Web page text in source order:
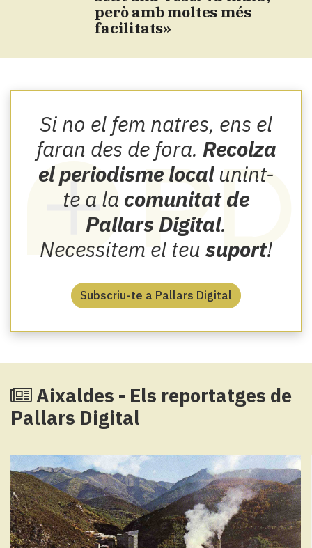
però amb moltes més
facilitats»
Si no el fem natres, ens el
faran des de fora. Recolza
el periodisme localunint-
te a la comunitat de
Pallars Digital.
Necessitem el teu suport!
Subscriu-te a Pallars Digital
Aixaldes - Els reportatges de
Pallars Digital